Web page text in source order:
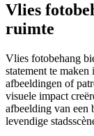
Vlies
ruimte
Vlies fotobehang
statement te
afbeeldingen of
visuele impact
afbeelding van een
levendige